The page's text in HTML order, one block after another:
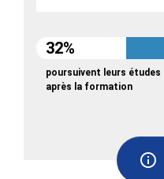
32%
poursuivent leurs études
après la formation